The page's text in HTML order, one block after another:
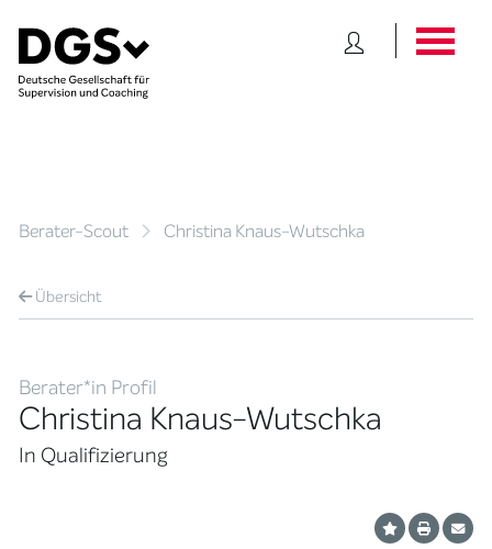
Berater-Scout Christina Knaus-Wutschka
Übersicht
Berater*in Profil
Christina Knaus-Wutschka
In Qualifizierung